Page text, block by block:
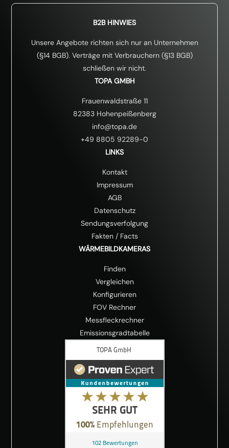
B2B HINWIES
Unsere Angebote richten sich nur an Unternehmen
(§14 BGB). Verträge mit Verbrauchern (§13 BGB)
schließen wir nicht.
TOPA GMBH
Frauenwaldstraße 11
82383 Hohenpeißenberg
info@topa.de
+49 8805 92289-0
LINKS
Kontakt
Impressum
AGB
Datenschutz
Sendungsverfolgung
Fakten/ Facts
WÄRMEBILDKAMERAS
Finden
Vergleichen
Konfigurieren
FOV Rechner
Messfleckrechner
Emissionsgradtabelle